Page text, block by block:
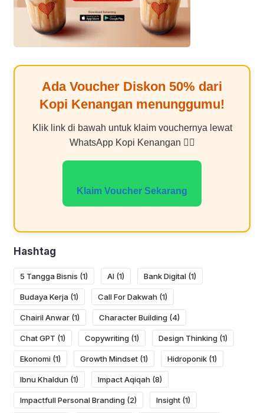
Ada Voucher Diskon 50% dari
Kopi Kenangan menunggumu!
Klik link di bawah untuk klaim vouchernya lewat
WhatsApp Kopi Kenangan 👇🏻
Klaim Voucher Sekarang
Hashtag
5 Tangga Bisnis (1) AI (1) Bank Digital (1)
Budaya Kerja (1) Call For Dakwah (1)
Chairil Anwar (1) Character Building (4)
Chat GPT (1) Copywriting (1) Design Thinking (1)
Ekonomi (1) Growth Mindset (1) Hidroponik (1)
Ibnu Khaldun (1) Impact Aqiqah (8)
Impactfull Personal Branding (2) Insight (1)